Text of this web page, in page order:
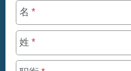
名 *
姓 *